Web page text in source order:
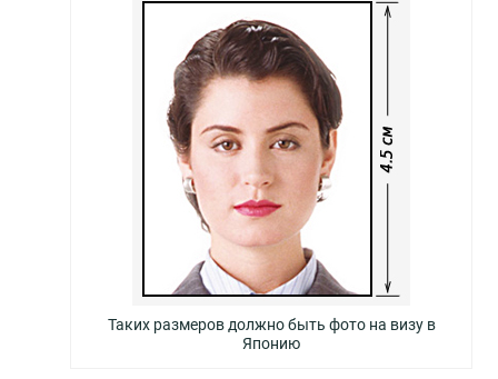
Таких размеров должно быть фото на визу в
Японию